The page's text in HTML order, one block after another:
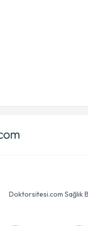
Doktorsitesi.com Sağlık